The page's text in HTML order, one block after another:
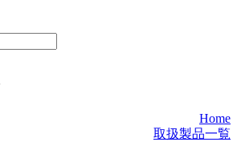
Home
取扱製品一覧